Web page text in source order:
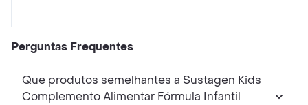
Perguntas Frequentes
Que produtos semelhantes a Sustagen Kids
Complemento Alimentar Fórmula Infantil